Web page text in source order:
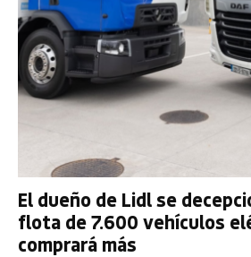
El dueño de Lidl se
flota de 7.600 vehículos
comprará más